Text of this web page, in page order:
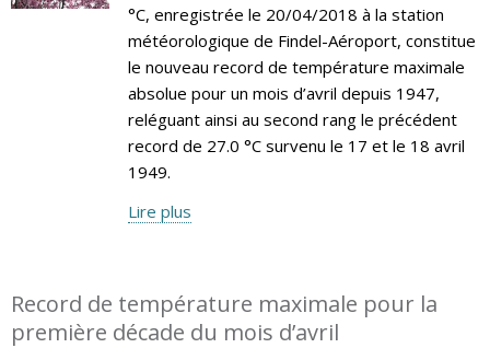
°C, enregistrée le 20/04/2018 à la station
météorologique de Findel-Aéroport, constitue
le nouveau record de température maximale
absolue pour un mois d’avril depuis 1947,
reléguant ainsi au second rang le précédent
record de 27.0 °C survenu le 17 et le 18 avril
1949.
Lire plus
Record de température maximale pour la
première décade du mois d’avril